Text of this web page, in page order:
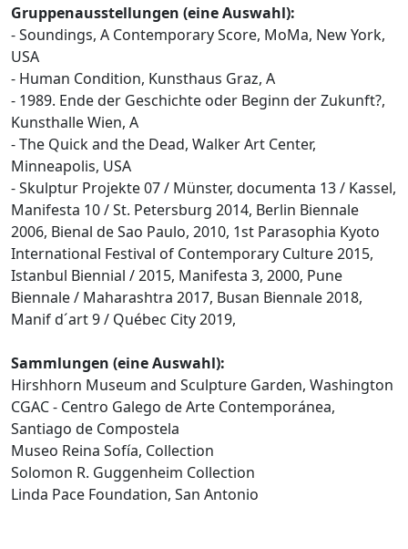
Gruppenausstellungen (eine Auswahl):
- Soundings, A Contemporary Score, MoMa, New York,
USA
- Human Condition, Kunsthaus Graz, A
- 1989. Ende der Geschichte oder Beginn der Zukunft?,
Kunsthalle Wien, A
- The Quick and the Dead, Walker Art Center,
Minneapolis, USA
- Skulptur Projekte 07 / Münster, documenta 13 / Kassel,
Manifesta 10 / St. Petersburg 2014, Berlin Biennale
2006, Bienal de Sao Paulo, 2010, 1st Parasophia Kyoto
International Festival of Contemporary Culture 2015,
Istanbul Biennial / 2015, Manifesta 3, 2000, Pune
Biennale / Maharashtra 2017, Busan Biennale 2018,
Manif d´art 9 / Québec City 2019,
Sammlungen (eine Auswahl):
Hirshhorn Museum and Sculpture Garden, Washington
CGAC - Centro Galego de Arte Contemporánea,
Santiago de Compostela
Museo Reina Sofía, Collection
Solomon R. Guggenheim Collection
Linda Pace Foundation, San Antonio